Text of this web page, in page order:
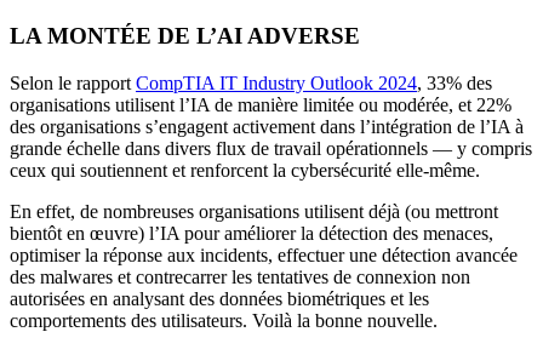
LA MONTÉE DE L’AI ADVERSE
Selon le rapport CompTIA IT Industry Outlook 2024, 33% des
organisations utilisent l’IA de manière limitée ou modérée, et 22%
des organisations s’engagent activement dans l’intégration de l’IA à
grande échelle dans divers flux de travail opérationnels — y compris
ceux qui soutiennent et renforcent la cybersécurité elle-même.
En effet, de nombreuses organisations utilisent déjà (ou mettront
bientôt en œuvre) l’IA pour améliorer la détection des menaces,
optimiser la réponse aux incidents, effectuer une détection avancée
des malwares et contrecarrer les tentatives de connexion non
autorisées en analysant des données biométriques et les
comportements des utilisateurs. Voilà la bonne nouvelle.